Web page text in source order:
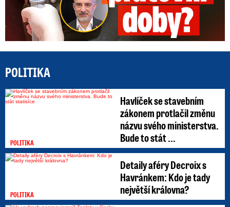
POLITIKA
POLITIKA
Havlíček se stavebním
zákonem protlačil změnu
názvu svého ministerstva.
Bude to stát ...
POLITIKA
Detaily aféry Decroix s
Havránkem: Kdo je tady
největší královna?